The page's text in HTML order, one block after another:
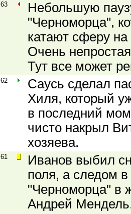
63
Небольшую
"Черноморца",
катают сферу
Очень
Тут все может
62
Саусь сделал
Хиля, который
в последний
чисто накрыл
хозяева.
61
Иванов выбил
поля, а следом
"Черноморца" в
Андрей